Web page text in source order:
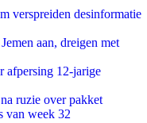
verspreiden desinformatie
aan, dreigen met
afpersing 12-jarige
ruzie over pakket
van week 32